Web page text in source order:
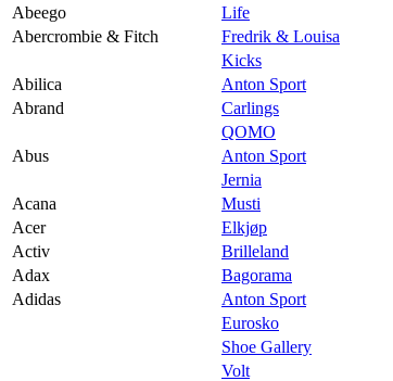
Praktisk informasjon
Ledige stillinger
Abeego
Life
Abercrombie & Fitch
Fredrik & Louisa
Kicks
Abilica
Anton Sport
Abrand
Carlings
QOMO
Abus
Anton Sport
Jernia
Acana
Musti
Acer
Elkjøp
Activ
Brilleland
Adax
Bagorama
Adidas
Anton Sport
Eurosko
Shoe Gallery
Volt